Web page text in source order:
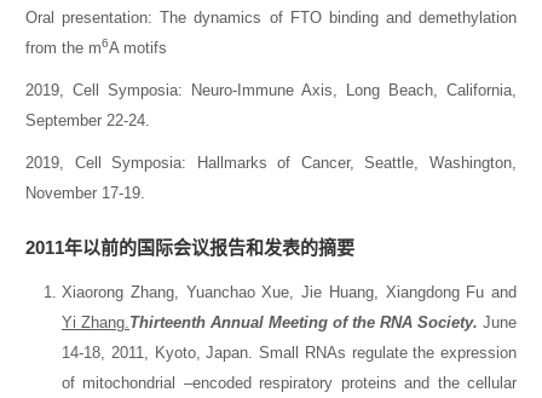
Oral presentation: The dynamics of FTO binding and demethylation
from the m6A motifs
2019, Cell Symposia: Neuro-Immune Axis, Long Beach, California,
September 22-24.
2019, Cell Symposia: Hallmarks of Cancer, Seattle, Washington,
November 17-19.
2011年以前的国际会议报告和发表的摘要
Xiaorong Zhang, Yuanchao Xue, Jie Huang, Xiangdong Fu and
Yi Zhang.Thirteenth Annual Meeting of the RNA Society. June
14-18, 2011, Kyoto, Japan. Small RNAs regulate the expression
of mitochondrial –encoded respiratory proteins and the cellular